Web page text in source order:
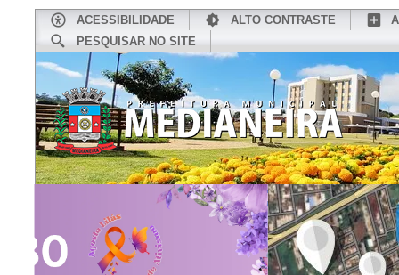
ACESSIBILIDADE ALTO CONTRASTE
PESQUISAR NO SITE
INÍCIO CONHEÇA MEDIANEIRA